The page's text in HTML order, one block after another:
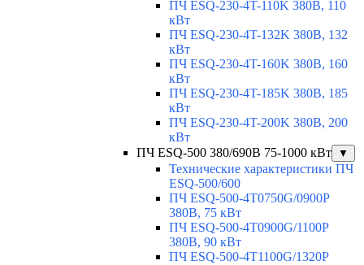
ПЧ ESQ-230-4T-110K 380В, 110
кВт
ПЧ ESQ-230-4T-132K 380В, 132
кВт
ПЧ ESQ-230-4T-160K 380В, 160
кВт
ПЧ ESQ-230-4T-185K 380В, 185
кВт
ПЧ ESQ-230-4T-200K 380В, 200
кВт
ПЧ ESQ-500 380/690В 75-1000 кВт
▼
Технические характеристики ПЧ
ESQ-500/600
ПЧ ESQ-500-4T0750G/0900P
380В, 75 кВт
ПЧ ESQ-500-4T0900G/1100P
380В, 90 кВт
ПЧ ESQ-500-4T1100G/1320P